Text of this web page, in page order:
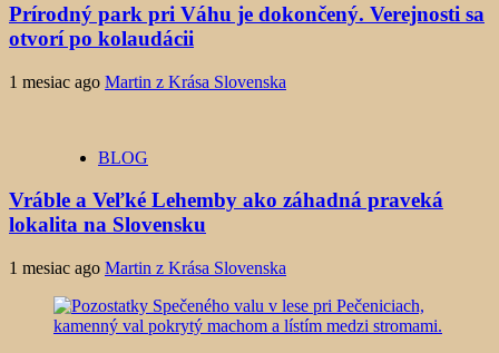
Prírodný park pri Váhu je dokončený. Verejnosti sa
otvorí po kolaudácii
1 mesiac ago Martin z Krása Slovenska
BLOG
Vráble a Veľké Lehemby ako záhadná praveká
lokalita na Slovensku
1 mesiac ago Martin z Krása Slovenska